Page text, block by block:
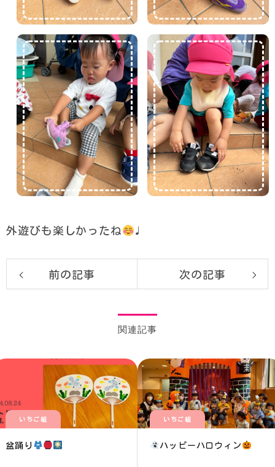
外遊びも楽しかったね ♩
前の記事 次の記事
関連記事
いちご組
盆踊り
いちご組
ハッピーハロウィン